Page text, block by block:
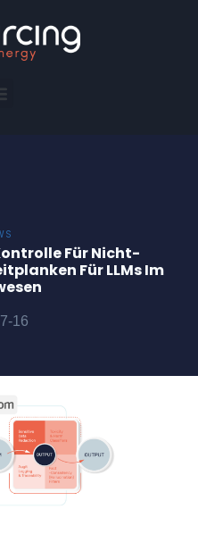
Für Nicht-
Für LLMs Im
16